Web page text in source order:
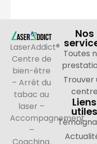
LaserAddict®
Centre de
bien-être
– Arrêt du
tabac au
laser –
Accompagnement
–
Coaching.
Nos
Toutes
Trouver
centre
Liens
utiles